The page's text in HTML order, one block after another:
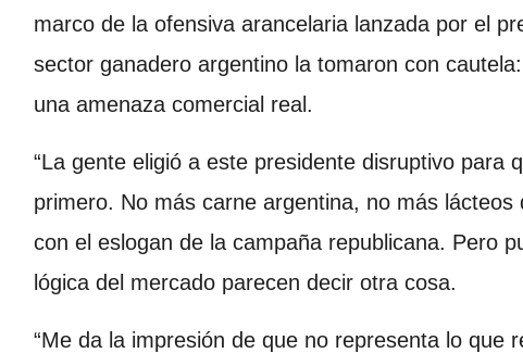
marco de la ofensiva arancelaria lanzada por el
sector ganadero argentino la tomaron con
una amenaza comercial real.
“La gente eligió a este presidente disruptivo para
primero. No más carne argentina, no más lácteos
con el eslogan de la campaña republicana. Pero
lógica del mercado parecen decir otra cosa.
“Me da la impresión de que no representa lo que